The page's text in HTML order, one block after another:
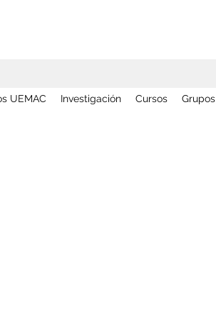
UEMAC Investigación Cursos Grupos